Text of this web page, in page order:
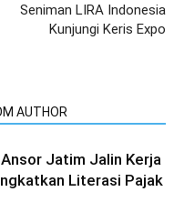
Seniman LIRA Indonesia
Kunjungi Keris Expo
AUTHOR
Jatim Jalin Kerja
Literasi Pajak